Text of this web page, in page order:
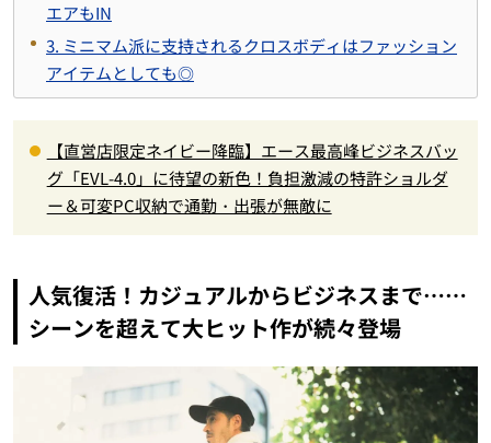
エアもIN
3. ミニマム派に支持されるクロスボディはファッション
アイテムとしても◎
【直営店限定ネイビー降臨】エース最高峰ビジネスバッ
グ「EVL-4.0」に待望の新色！負担激減の特許ショルダ
ー＆可変PC収納で通勤・出張が無敵に
人気復活！カジュアルからビジネスまで……
シーンを超えて大ヒット作が続々登場